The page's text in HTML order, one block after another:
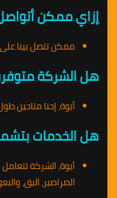
إزاي ممكن
ممكن تتصل بينا على الرقم
هل الشركة
أيوة، إحنا متاحين
هل الخدمات
أيوة، الشركة
الصراصير، البق،